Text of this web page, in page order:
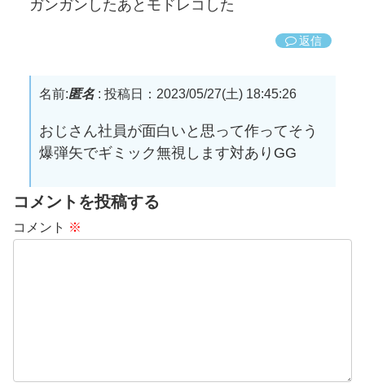
ガンガンしたあとモドレコした
返信
名前:匿名: 投稿日：2023/05/27(土) 18:45:26
おじさん社員が面白いと思って作ってそう
爆弾矢でギミック無視します対ありGG
コメントを投稿する
コメント ※